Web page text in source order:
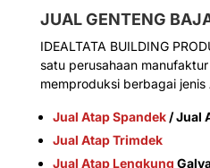
JUAL GENTENG
IDEALTATA BUILDING
satu perusahaan
memproduksi berbagai
Jual Atap Spandek/ Jual
Jual Atap Trimdek
Jual Atap Lengkung